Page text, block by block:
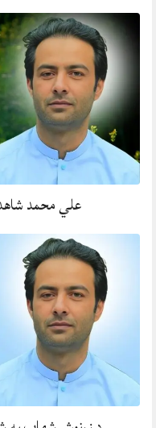
علي محمد